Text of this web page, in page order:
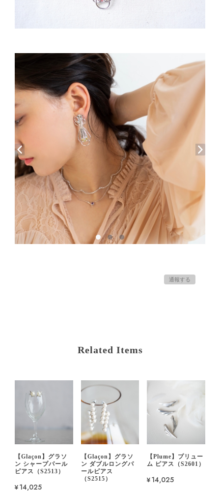
通報する
Related Items
【Glaçon】グラソ
ン シャープパール
ピアス（S2513）
¥14,025
【Glaçon】グラソ
ン ダブルロングパ
ールピアス
（S2515）
【Plume】プリュー
ム ピアス（S2601）
¥14,025